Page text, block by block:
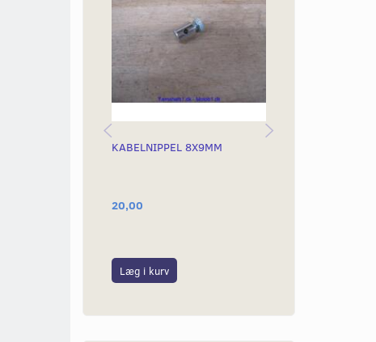
KABELNIPPEL 8X9MM
20,00
Læg i kurv